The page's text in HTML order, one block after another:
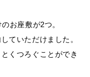
のお座敷が2つ。
ていただけました。
くつろぐことができ